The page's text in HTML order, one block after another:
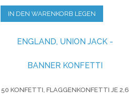
IN DEN WARENKORB LEGEN
ENGLAND, UNION JACK -
BANNER KONFETTI
50 KONFETTI, FLAGGENKONFETTI JE 2,6